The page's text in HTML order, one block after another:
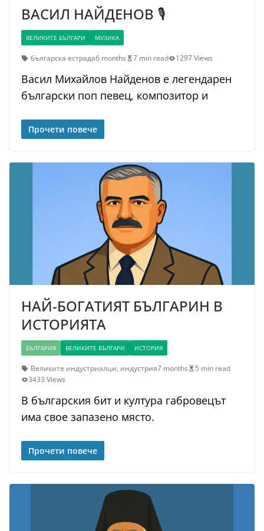
ВАСИЛ НАЙДЕНОВ 🎙️
ВЕЛИКИТЕ БЪЛГАРИ МУЗИКА
българска естрада6 months 7 min read 1297 Views
Васил Михайлов Найденов е легендарен
български поп певец, композитор и
Прочети повече
НАЙ-БОГАТИЯТ БЪЛГАРИН В
ИСТОРИЯТА
БЪЛГАРИЯ ВЕЛИКИТЕ БЪЛГАРИ ИСТОРИЯ
Великите индустриалци, индустрия7 months
5 min read
3433 Views
В българския бит и култура габровецът
има свое запазено място.
Прочети повече